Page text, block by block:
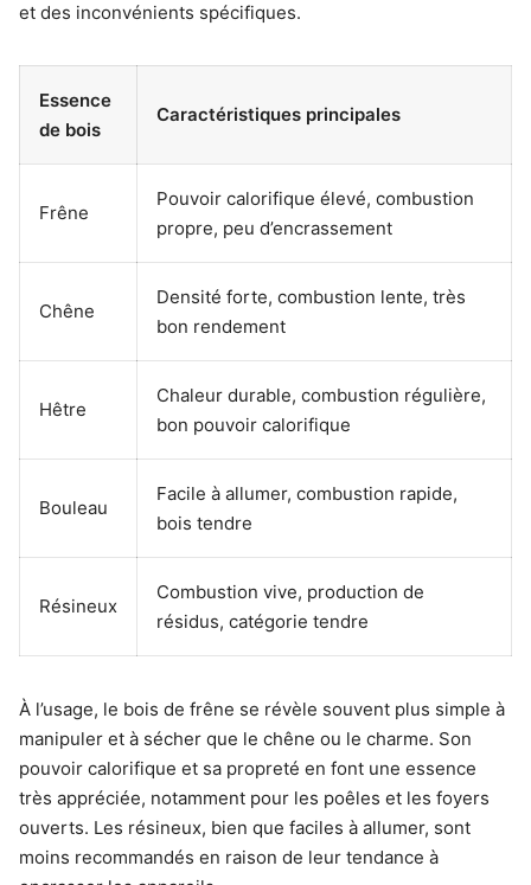
et des inconvénients spécifiques.
Essence
de bois
Caractéristiques principales
Frêne
Pouvoir calorifique élevé, combustion
propre, peu d’encrassement
Chêne
Densité forte, combustion lente, très
bon rendement
Hêtre
Chaleur durable, combustion régulière,
bon pouvoir calorifique
Bouleau
Facile à allumer, combustion rapide,
bois tendre
Résineux
Combustion vive, production de
résidus, catégorie tendre
À l’usage, le bois de frêne se révèle souvent plus simple à
manipuler et à sécher que le chêne ou le charme. Son
pouvoir calorifique et sa propreté en font une essence
très appréciée, notamment pour les poêles et les foyers
ouverts. Les résineux, bien que faciles à allumer, sont
moins recommandés en raison de leur tendance à